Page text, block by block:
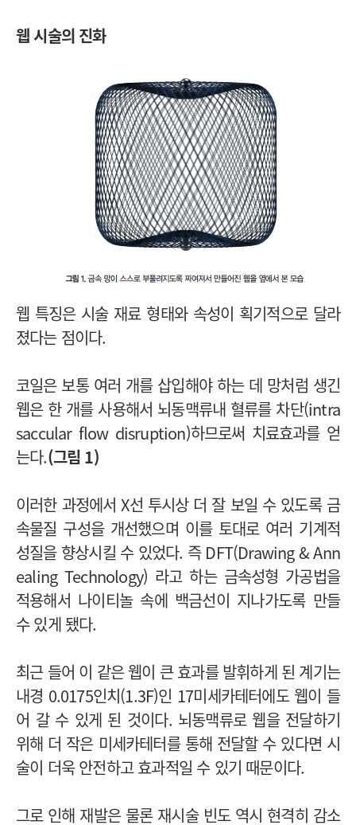
웹 시술의 진화
웹 특징은 시술 재료 형태와 속성이 획기적으로 달라
졌다는 점이다.
코일은 보통 여러 개를 삽입해야 하는 데 망처럼 생긴
웹은 한 개를 사용해서 뇌동맥류내 혈류를 차단(intra
saccular flow disruption)하므로써 치료효과를 얻
는다.(그림 1)
이러한 과정에서 X선 투시상 더 잘 보일 수 있도록 금
속물질 구성을 개선했으며 이를 토대로 여러 기계적
성질을 향상시킬 수 있었다. 즉 DFT(Drawing & Ann
ealing Technology) 라고 하는 금속성형 가공법을
적용해서 나이티놀 속에 백금선이 지나가도록 만들
수 있게 됐다.
최근 들어 이 같은 웹이 큰 효과를 발휘하게 된 계기는
내경 0.0175인치(1.3F)인 17미세카테터에도 웹이 들
어 갈 수 있게 된 것이다. 뇌동맥류로 웹을 전달하기
위해 더 작은 미세카테터를 통해 전달할 수 있다면 시
술이 더욱 안전하고 효과적일 수 있기 때문이다.
그로 인해 재발은 물론 재시술 빈도 역시 현격히 감소